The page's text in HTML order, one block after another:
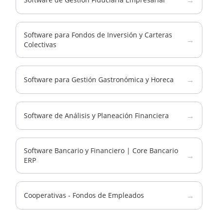
Software para Fondos de Inversión y Carteras
Colectivas
→
Software para Gestión Gastronómica y Horeca →
Software de Análisis y Planeación Financiera →
Software Bancario y Financiero | Core Bancario
ERP
→
Cooperativas - Fondos de Empleados →